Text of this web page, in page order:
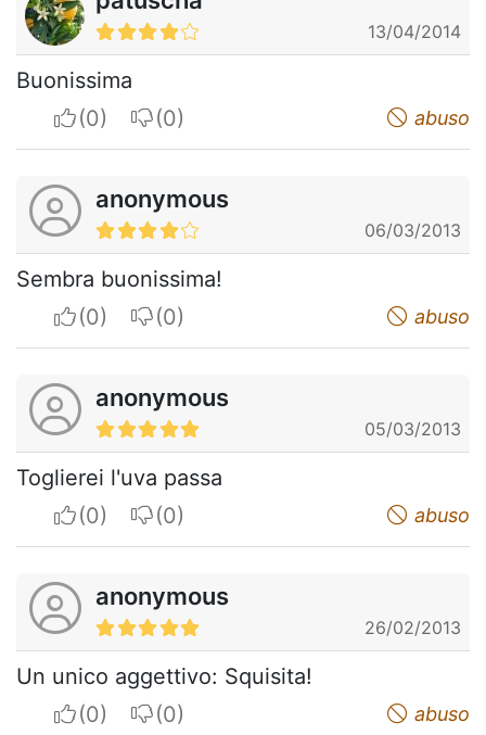
13/04/2014
Buonissima
I apreciateI do not appreciate abuso
anonymous
06/03/2013
Sembra buonissima!
I apreciateI do not appreciate abuso
anonymous
05/03/2013
Toglierei l'uva passa
I apreciateI do not appreciate abuso
anonymous
26/02/2013
Un unico aggettivo: Squisita!
I apreciateI do not appreciate abuso